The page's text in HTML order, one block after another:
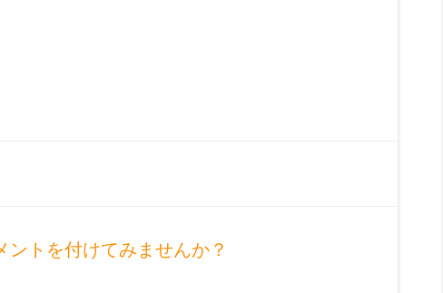
トを付けてみませんか？